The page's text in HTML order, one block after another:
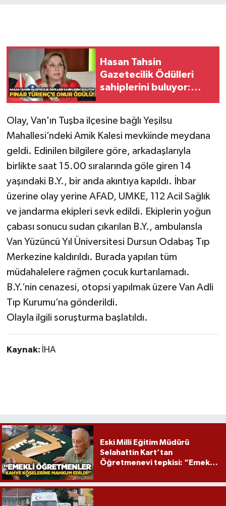
Hasan Tahsin
Gazetecilik Ödülleri
sahiplerini buluyor:
Olay, Van'ın Tuşba ilçesine bağlı Yeşilsu
Mahallesi’ndeki Amik Kalesi mevkiinde meydana
geldi. Edinilen bilgilere göre, arkadaşlarıyla
birlikte saat 15.00 sıralarında göle giren 14
yaşındaki B.Y., bir anda akıntıya kapıldı. İhbar
üzerine olay yerine AFAD, UMKE, 112 Acil Sağlık
ve jandarma ekipleri sevk edildi. Ekiplerin yoğun
çabası sonucu sudan çıkarılan B.Y., ambulansla
Van Yüzüncü Yıl Üniversitesi Dursun Odabaş Tıp
Merkezine kaldırıldı. Burada yapılan tüm
müdahalelere rağmen çocuk kurtarılamadı.
B.Y.’nin cenazesi, otopsi yapılmak üzere Van Adli
Tıp Kurumu’na gönderildi.
Olayla ilgili soruşturma başlatıldı.
Kaynak: İHA
Eski Milli Eğitim Müdürü
Selahattin Kart’tan
Öğretmenevi tepkisi: “Emekli
Ekonomi
Genel
Gökçebey
İş ilanı
Kilimli
Kültür - Sanat
MAGAZİN
Politika
Resmi İlan
Sağlık
Yaşam